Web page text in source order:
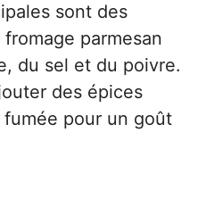
sont des
parmesan
du sel et du poivre.
des épices
pour un goût